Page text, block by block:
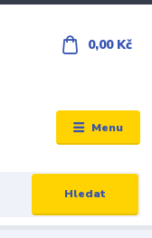
Menu
Hledat
0,00 Kč